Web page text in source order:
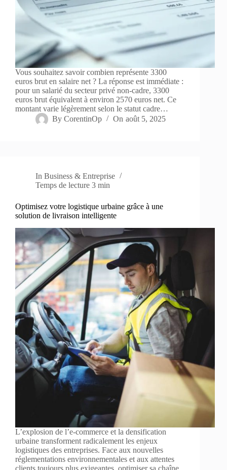
Vous souhaitez savoir combien représente 3300
euros brut en salaire net ? La réponse est immédiate :
pour un salarié du secteur privé non-cadre, 3300
euros brut équivalent à environ 2570 euros net. Ce
montant varie légèrement selon le statut cadre…
By CorentinOp On août 5, 2025
In Business & Entreprise
Temps de lecture 3 min
Optimisez votre logistique urbaine grâce à une
solution de livraison intelligente
L’explosion de l’e-commerce et la densification
urbaine transforment radicalement les enjeux
logistiques des entreprises. Face aux nouvelles
réglementations environnementales et aux attentes